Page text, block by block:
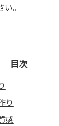
。
目次
り
感